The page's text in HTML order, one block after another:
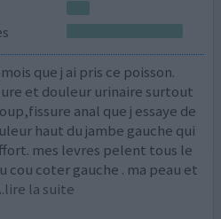
que j ai pris ce poisson.
et douleur urinaire surtout
anal que j essaye de
haut du jambe gauche qui
mes levres pelent tous le
coter gauche . ma peau et
la suite